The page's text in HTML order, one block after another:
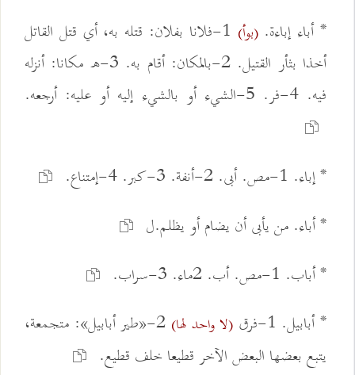
* أباء إباءة.(بوأ)
1-فلانا بفلان: قتله به، أي قتل القاتل
أخذا بثأر القتيل. 2-بالمكان: أقام به. 3-ه مكانا: أنزله
فيه. 4-فر. 5-الشيء أو بالشيء إليه أو عليه: أرجعه.
* إباء. 1-مص. أبى. 2-أنفة. 3-كبر. 4-إمتناع.
* أباء. من يأبى أن يضام أو يظلم.ل
* أباب. 1-مص. أب. 2ماء. 3-سراب.
* أبابيل. 1-فرق
(لا واحد لها) 2-«طير أبابيل»: متجمعة،
يتبع بعضها البعض الآخر قطيعا خلف قطيع.